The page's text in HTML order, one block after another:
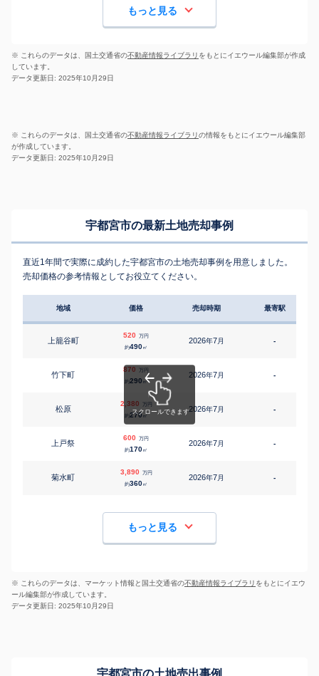
もっと見る
※ これらのデータは、国土交通省の不動産情報ライブラリ をもとにイエウール編集部が作成
しています。
データ更新日: 2025年10月29日
※ これらのデータは、国土交通省の不動産情報ライブラリの情報をもとにイエウール編集部
が作成しています。
データ更新日: 2025年10月29日
宇都宮市の最新土地売却事例
直近1年間で実際に成約した宇都宮市の土地売却事例を用意しました。
売却価格の参考情報としてお役立てください。
地域 価格 売却時期 最寄駅
上籠谷町
520 万円
約490㎡
2026年7月 -
竹下町
870 万円
約290 ㎡
2026年7月 -
松原
2,380 万円
約270㎡
2026年7月 -
上戸祭
600 万円
約170㎡
2026年7月 -
菊水町
3,890 万円
約360㎡
2026年7月 -
もっと見る
※ これらのデータは、マーケット情報と国土交通省の不動産情報ライブラリ をもとにイエウ
ール編集部が作成しています。
データ更新日: 2025年10月29日
宇都宮市の土地売出事例